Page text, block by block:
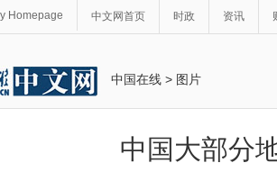
Homepage 中文网首页 时政 资讯
中国在线 > 图片
中国大部分